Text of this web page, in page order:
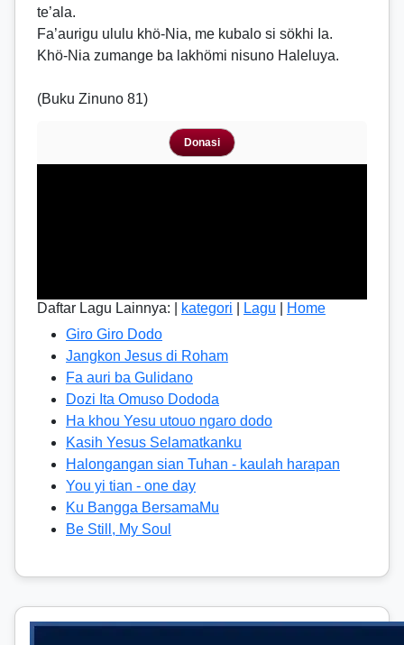
te’ala.
Fa’aurigu ululu khö-Nia, me kubalo si sökhi Ia.
Khö-Nia zumange ba lakhömi nisuno Haleluya.
(Buku Zinuno 81)
Donasi
Daftar Lagu Lainnya: | kategori Lagu
Home
Giro Giro Dodo
Jangkon Jesus di Roham
Fa auri ba Gulidano
Dozi Ita Omuso Dododa
Ha khou Yesu utouo ngaro dodo
Kasih Yesus Selamatkanku
Halongangan sian Tuhan - kaulah harapan
You yi tian - one day
Ku Bangga BersamaMu
Be Still, My Soul